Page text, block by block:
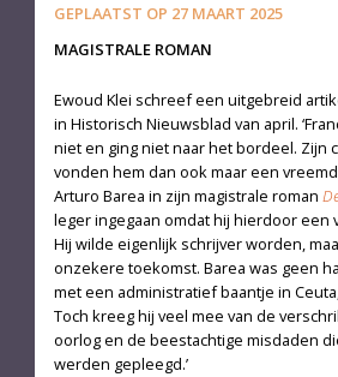
GEPLAATST OP 27 MAART 2025
MAGISTRALE ROMAN
Ewoud Klei schreef een uitgebreid
in Historisch Nieuwsblad van april.
niet en ging niet naar het bordeel. Zijn
vonden hem dan ook maar een
Arturo Barea in zijn magistrale roman
leger ingegaan omdat hij hierdoor een
Hij wilde eigenlijk schrijver worden,
onzekere toekomst. Barea was geen
met een administratief baantje in
Toch kreeg hij veel mee van de
oorlog en de beestachtige misdaden
werden gepleegd.’